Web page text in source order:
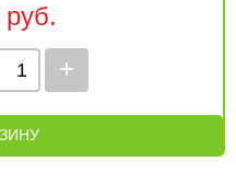
руб.
+